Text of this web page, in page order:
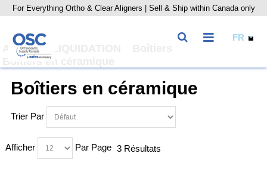
For Everything Ortho & Clear Aligners | Sell & Ship within Canada only
Accueil
Boîtiers en céramique
Boîtiers en céramique
Trier Par
Afficher Par Page 3 Résultats